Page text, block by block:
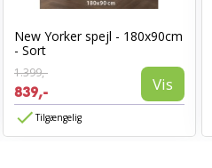
New Yorker spejl - 180x90cm
- Sort
1.399,-
839,- Vis
Tilgængelig